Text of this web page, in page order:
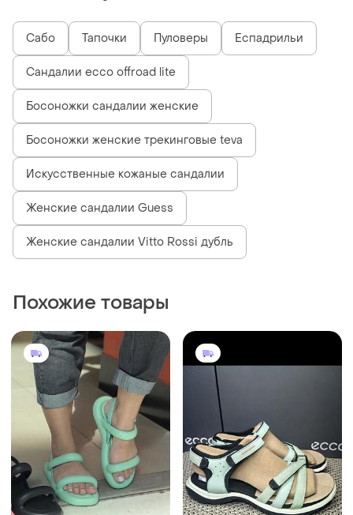
Сабо Тапочки Пуловеры Еспадрильи
Сандалии ecco offroad lite
Босоножки сандалии женские
Босоножки женские трекинговые teva
Искусственные кожаные сандалии
Женские сандалии Guess
Женские сандалии Vitto Rossi дубль
Похожие товары